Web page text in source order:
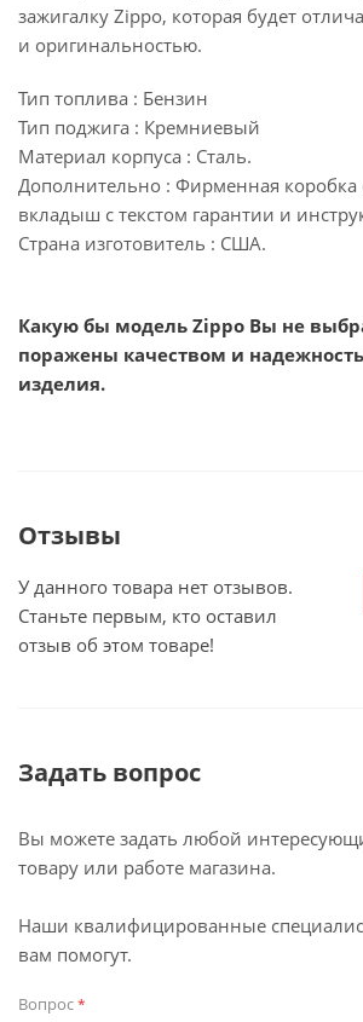
зажигалку Zippo, которая будет
и оригинальностью.
Тип топлива : Бензин
Тип поджига : Кремниевый
Материал корпуса : Сталь.
Дополнительно : Фирменная коробка
вкладыш с текстом гарантии и
Страна изготовитель : США.
Какую бы модель Zippo Вы не
поражены качеством и
изделия.
Отзывы
У данного товара нет отзывов.
Станьте первым, кто оставил
отзыв об этом товаре!
Задать вопрос
Вы можете задать любой
товару или работе магазина.
Наши квалифицированные
вам помогут.
Вопрос*